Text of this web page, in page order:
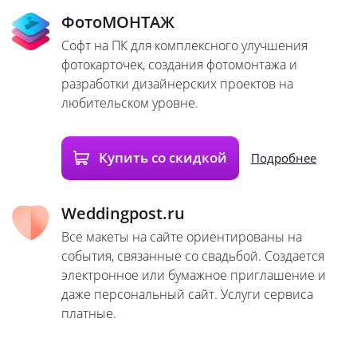
ФотоМОНТАЖ
Софт на ПК для комплексного улучшения
фотокарточек, создания фотомонтажа и
разработки дизайнерских проектов на
любительском уровне.
Купить со скидкой Подробнее
Weddingpost.ru
Все макеты на сайте ориентированы на
события, связанные со свадьбой. Создается
электронное или бумажное приглашение и
даже персональный сайт. Услуги сервиса
платные.